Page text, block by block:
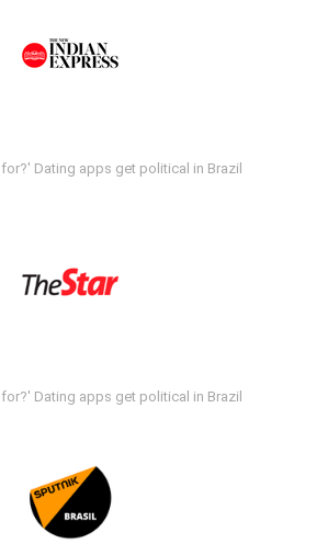
Dating apps get political in Brazil
Dating apps get political in Brazil